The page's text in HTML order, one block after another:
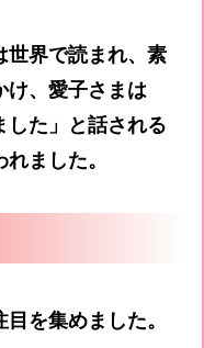
世界で読まれ、素
け、愛子さまは
した」と話される
ました。
を集めました。